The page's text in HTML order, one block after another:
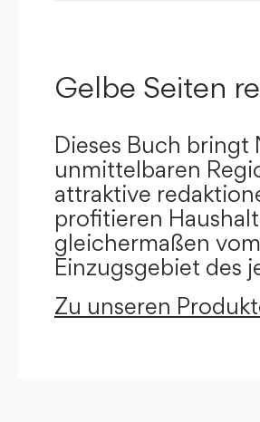
Gelbe Seiten
Dieses Buch
unmittelbaren
attraktive
profitieren
gleichermaßen
Einzugsgebiet des
Zu unseren